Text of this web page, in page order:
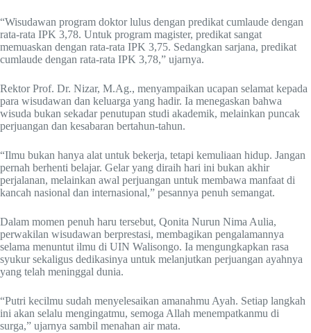
“Wisudawan program doktor lulus dengan predikat cumlaude dengan
rata-rata IPK 3,78. Untuk program magister, predikat sangat
memuaskan dengan rata-rata IPK 3,75. Sedangkan sarjana, predikat
cumlaude dengan rata-rata IPK 3,78,” ujarnya.
Rektor Prof. Dr. Nizar, M.Ag., menyampaikan ucapan selamat kepada
para wisudawan dan keluarga yang hadir. Ia menegaskan bahwa
wisuda bukan sekadar penutupan studi akademik, melainkan puncak
perjuangan dan kesabaran bertahun-tahun.
“Ilmu bukan hanya alat untuk bekerja, tetapi kemuliaan hidup. Jangan
pernah berhenti belajar. Gelar yang diraih hari ini bukan akhir
perjalanan, melainkan awal perjuangan untuk membawa manfaat di
kancah nasional dan internasional,” pesannya penuh semangat.
Dalam momen penuh haru tersebut, Qonita Nurun Nima Aulia,
perwakilan wisudawan berprestasi, membagikan pengalamannya
selama menuntut ilmu di UIN Walisongo. Ia mengungkapkan rasa
syukur sekaligus dedikasinya untuk melanjutkan perjuangan ayahnya
yang telah meninggal dunia.
“Putri kecilmu sudah menyelesaikan amanahmu Ayah. Setiap langkah
ini akan selalu mengingatmu, semoga Allah menempatkanmu di
surga,” ujarnya sambil menahan air mata.